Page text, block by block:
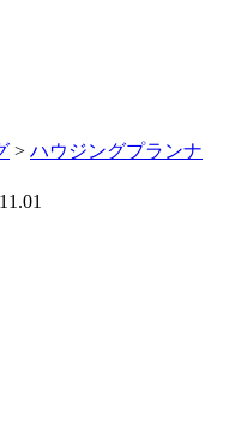
> ハウジングプランナ